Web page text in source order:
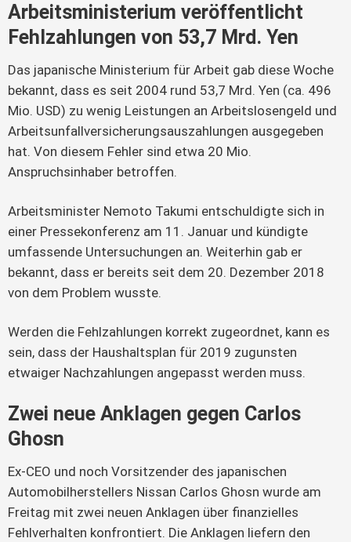
Arbeitsministerium veröffentlicht
Fehlzahlungen von 53,7 Mrd. Yen
Das japanische Ministerium für Arbeit gab diese Woche
bekannt, dass es seit 2004 rund 53,7 Mrd. Yen (ca. 496
Mio. USD) zu wenig Leistungen an Arbeitslosengeld und
Arbeitsunfallversicherungsauszahlungen ausgegeben
hat. Von diesem Fehler sind etwa 20 Mio.
Anspruchsinhaber betroffen.
Arbeitsminister Nemoto Takumi entschuldigte sich in
einer Pressekonferenz am 11. Januar und kündigte
umfassende Untersuchungen an. Weiterhin gab er
bekannt, dass er bereits seit dem 20. Dezember 2018
von dem Problem wusste.
Werden die Fehlzahlungen korrekt zugeordnet, kann es
sein, dass der Haushaltsplan für 2019 zugunsten
etwaiger Nachzahlungen angepasst werden muss.
Zwei neue Anklagen gegen Carlos
Ghosn
Ex-CEO und noch Vorsitzender des japanischen
Automobilherstellers Nissan Carlos Ghosn wurde am
Freitag mit zwei neuen Anklagen über finanzielles
Fehlverhalten konfrontiert. Die Anklagen liefern den